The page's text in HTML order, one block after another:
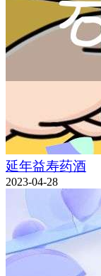
延年益寿药酒
2023-04-28